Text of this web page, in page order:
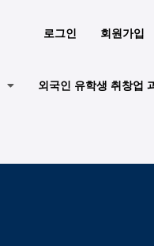
로그인 회원가입
외국인 유학생 취창업